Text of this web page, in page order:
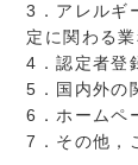
3．アレルギ
定に関わる業
4．認定者登
5．国内外の
6．ホームペ
7．その他，